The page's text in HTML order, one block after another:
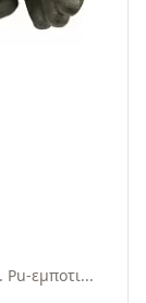
Pu-εμποτι...